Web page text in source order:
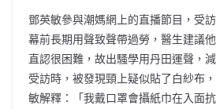
鄧英敏參與潮媽網上的直播節目，受
幕前長期用聲致聲帶過勞，醫生建議
直認很困難，故出騷學用丹田運聲，
受訪時，被發現頸上疑似貼了白紗布
敏解釋：「我戴口罩會攝紙巾在入面